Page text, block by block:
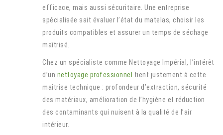
efficace, mais aussi sécuritaire. Une entreprise
spécialisée sait évaluer l’état du matelas, choisir les
produits compatibles et assurer un temps de séchage
maîtrisé.
Chez un spécialiste comme Nettoyage Impérial, l’intérêt
d’un nettoyage professionnel
tient justement à cette
maîtrise technique : profondeur d’extraction, sécurité
des matériaux, amélioration de l’hygiène et réduction
des contaminants qui nuisent à la qualité de l’air
intérieur.